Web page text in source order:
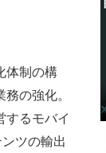
体制の構
の強化。
するモバイ
ツの輸出